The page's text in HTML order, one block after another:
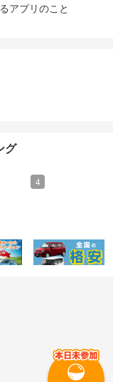
アプリのこと
グ
元
4
210 マイル